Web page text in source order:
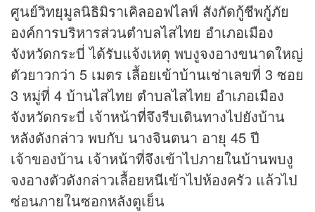
ศูนย์วิทยุมูลนิธิมิราเคิลออฟไลฟ์ สังกัดกู้ชีพกู้ภัย
องค์การบริหารส่วนตำบลไสไทย อำเภอเมือง
จังหวัดกระบี่ ได้รับแจ้งเหตุ พบงูจงอางขนาดใหญ่
ตัวยาวกว่า 5 เมตร เลื้อยเข้าบ้านเช่าเลขที่ 3 ซอย
3 หมู่ที่ 4 บ้านไสไทย ตำบลไสไทย อำเภอเมือง
จังหวัดกระบี่ เจ้าหน้าที่จึงรีบเดินทางไปยังบ้าน
หลังดังกล่าว พบกับ นางจินตนา อายุ 45 ปี
เจ้าของบ้าน เจ้าหน้าที่จึงเข้าไปภายในบ้านพบงู
จงอางตัวดังกล่าวเลื้อยหนีเข้าไปห้องครัว แล้วไป
ซ่อนภายในซอกหลังตูเย็น